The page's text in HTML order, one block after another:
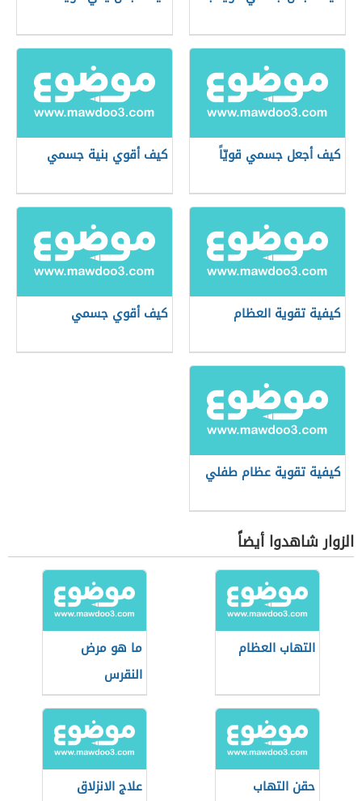
كيف أجعل جسمي قويّاً كيف أقوي بنية جسمي
كيفية تقوية العظام كيف أقوي جسمي
كيفية تقوية عظام طفلي
الزوار شاهدوا أيضاً
التهاب العظام
ما هو مرض
النقرس
حقن التهاب
علاج الانزلاق